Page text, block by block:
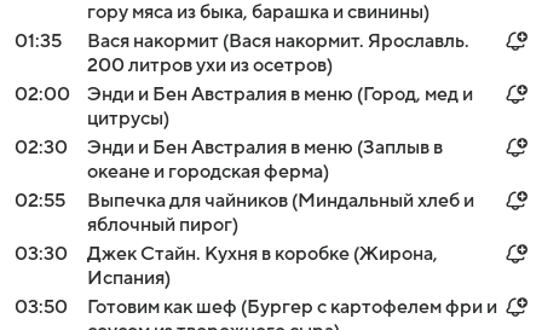
гору мяса из быка, барашка и свинины)
01:35
Вася накормит (Вася накормит. Ярославль.
200 литров ухи из осетров)
02:00
Энди и Бен Австралия в меню (Город, мед и
цитрусы)
02:30
Энди и Бен Австралия в меню (Заплыв в
океане и городская ферма)
02:55
Выпечка для чайников (Миндальный хлеб и
яблочный пирог)
03:30
Джек Стайн. Кухня в коробке (Жирона,
Испания)
03:50
Готовим как шеф (Бургер с картофелем фри и